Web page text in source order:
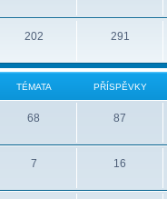
202 291
TÉMATA PŘÍSPĚVKY
68 87
7 16